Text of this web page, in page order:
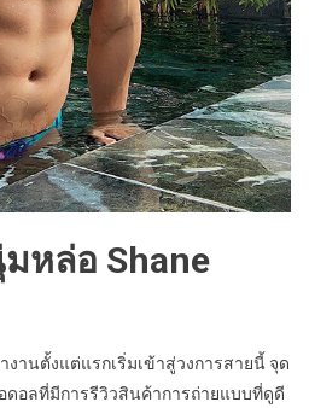
หล่อ Shane
านตั้งแต่แรกเริ่มเข้าสู่วงการสายนี้ จุด
ดอลที่มีการรีวิวสินค้าการถ่ายแบบที่ดูดี